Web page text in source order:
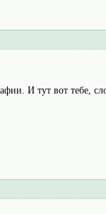
И тут вот